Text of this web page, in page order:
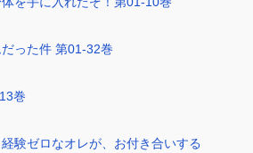
った件 第01-32巻
巻
験ゼロなオレが、お付き合いする